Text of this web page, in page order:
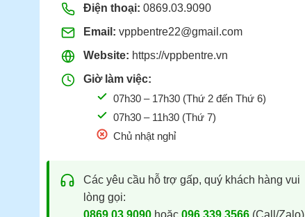
Điện thoại: 0869.03.9090
Email: vppbentre22@gmail.com
Website: https://vppbentre.vn
Giờ làm việc:
07h30 – 17h30 (Thứ 2 đến Thứ 6)
07h30 – 11h30 (Thứ 7)
Chủ nhật nghỉ
Các yêu cầu hỗ trợ gấp, quý khách hàng vui
lòng gọi:
0869 03 9090hoặc 096 339 3566(Call/Zalo)